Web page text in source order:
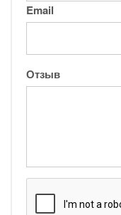
Email
Отзыв